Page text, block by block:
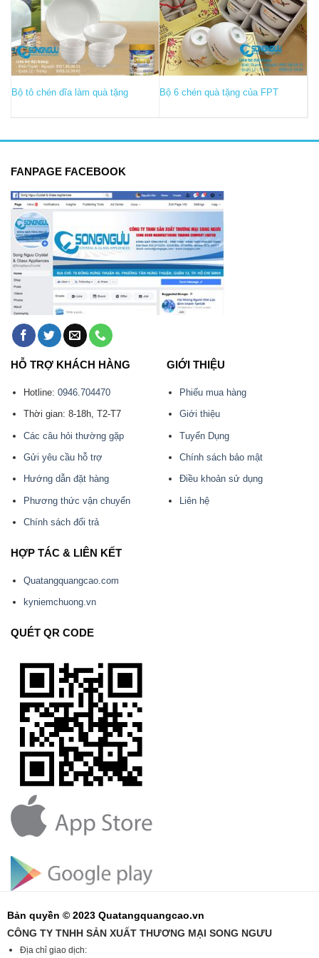
Bộ tô chén dĩa làm quà tặng Bộ 6 chén quà tặng của FPT
FANPAGE FACEBOOK
HỖ TRỢ KHÁCH HÀNG
Hotline: 0946.704470
Thời gian: 8-18h, T2-T7
Các câu hỏi thường gặp
Gửi yêu cầu hỗ trợ
Hướng dẫn đặt hàng
Phương thức vận chuyển
Chính sách đổi trả
GIỚI THIỆU
Phiếu mua hàng
Giới thiệu
Tuyển Dụng
Chính sách bảo mật
Điều khoản sử dụng
Liên hệ
HỢP TÁC & LIÊN KẾT
Quatangquangcao.com
kyniemchuong.vn
QUÉT QR CODE
Bản quyền © 2023 Quatangquangcao.vn
CÔNG TY TNHH SẢN XUẤT THƯƠNG MẠI SONG NGƯU
Địa chỉ giao dịch: